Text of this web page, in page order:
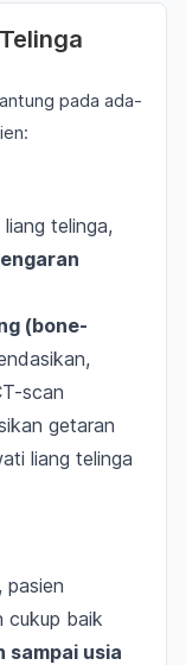
pada ada-
telinga,
(bone-
scan
getaran
liang telinga
pasien
cukup baik
sampai usia